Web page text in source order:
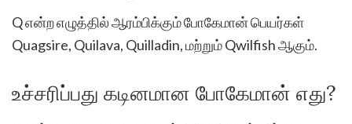
Q என்ற எழுத்தில் ஆரம்பிக்கும் போகேமான் பெயர்கள்
Quagsire, Quilava, Quilladin, மற்றும் Qwilfish ஆகும்.
உச்சரிப்பது கடினமான போகேமான் எது?